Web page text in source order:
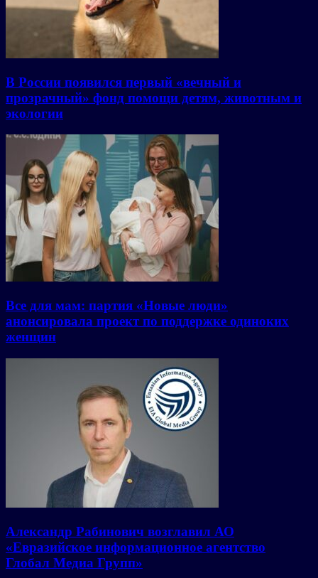
В России появился первый «вечный и
прозрачный» фонд помощи детям, животным и
экологии
Все для мам: партия «Новые люди»
анонсировала проект по поддержке одиноких
женщин
Александр Рабинович возглавил АО
«Евразийское информационное агентство
Глобал Медиа Групп»